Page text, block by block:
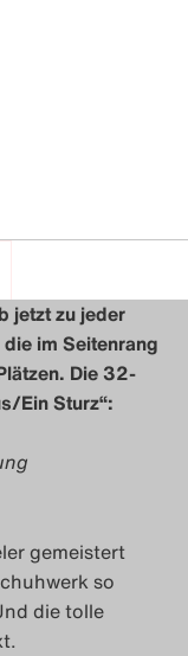
Blog
Blog
Blog
Blog
Blog
Blog 2011
jetzt zu jeder
im Seitenrang
Die 32-
Ein Sturz“:
gemeistert
so
die tolle